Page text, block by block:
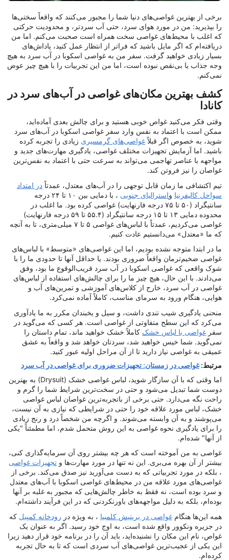
برخی از بهترین غواصی‌های دنیا شما را مجبور می‌کنند که واقعاً سختی‌ها
را بپذیرید: من در مورد هوای سرد، حتی آب سردتر، و محدودیت حرکتی
که اغلب با محیط‌های غواصی سخت همراه است صحبت می‌کنم. اما من
دریافته‌ام که اگر مایل باشید که فراتر از انتظار عمل کنید، پاداش‌های
بسیار زیادی خواهید گرفت. سفر من به غواصی اسکوبا در آب سرد به هیچ
وجه جذاب یا بی‌نقص نبوده است، اما من این تجربیات را با هیچ چیز عوض
نمی‌کنم.
کشف بهترین مکان‌های غواصی در آب‌های سرد در
کانادا
وقتی فکر می‌کنید غواص خوبی هستید و برای چالش بعدی آماده‌اید،
ممکن است با اعتماد به نفس وارد سفر غواصی اسکوبا در آب‌های سرد
شوید، به خصوص اگر قبلاًغواصی‌های گرمسیری زیادی را تجربه کرده
باشید. اما آزمایش تجهیزات مختلف غواصی، یادگیری مهارت‌های جدید و
مواجهه با عناصر تهاجمی می‌تواند به سرعت حتی با اعتماد به نفس‌ترین
غواصان را نیز فروتن کند.
تیم اکتشافی ما زمان قابل توجهی را در آب‌های معتدل، عمدتاًدر امتداد
سواحل کالیفرنیا واسترالیای جنوبی
، با دمایی بین ۱۰ تا ۲۴ درجه
سانتیگراد (۵۰ تا ۷۵ درجه فارنهایت) غواصی کرده بود. ما اغلب در
محدوده دمایی ۱۳ تا ۱۵ درجه سانتیگراد (۵۵.۴ تا ۵۹ درجه فارنهایت)
غواصی می‌کردیم، عمدتاً با لباس‌های غواصی ۵ تا ۷ میلی‌متری، تا به آنچه
که ما «معتدل» می‌دانستیم عادت کنیم.
ما در ابتدا متوجه نشده بودیم، اما این غواصی‌های «متوسط» با لباس‌های
غواصی ضخیم‌ترمان واقعاً ضروری بودند. یا حداقل آنها تا حدودی ما را با
شوک واقعی که غواصی اسکوبا در آب سرد قریب‌الوقوع ما بود، وفق
می‌دادند. با این حال، هیچ چیز ما را برای چالش‌های استفاده از لباس‌های
غواصی در آب سرد، خارج از کلاس‌های آموزشی و تمرین‌های آب و
هوایی، هنگام ورود به سرمای مناسب، کاملاً آماده نمی‌کرد.
منحنی یادگیری شیب تندی داشت، و سیل و یخبندان مکرر به ما یادآوری
می‌کرد که این سطح متفاوتی از غواصی است. هر کسی که می‌گوید در
سفر غواصی با لباس خشک کاملاً خشک خواهید ماند، تمام داستان را
نمی‌گوید. شما خیس خواهید شد، سردتان خواهد شد و واقعاً به عشق
عمیقی به غواصی نیاز دارید تا از آن مراحل اولیه عبور کنید.
مرتبط:غواصی در زمستان: تجهیزات ضروری برای غواصی در آب سرد
اما وقتی که با آن سازگار شوید، لباس غواصی خشک (Drysuit) به بهترین
دوست شما تبدیل می‌شود و حتی در سخت‌ترین شرایط شما را گرم و
راحت نگه می‌دارد. حتی برخی از باتجربه‌ترین غواصان لباس غواصی
خشک، لباس مورد علاقه خود را حتی در شرایطی که نیازی به آن نیست،
می‌پوشند و به آن وابسته می‌شوند. و اگرچه من شخصاً درد و رنج زیادی
را برای یادگیری نحوه غواصی به این روش متحمل شدم، اما مطمئناً "یکی
از آنها" شده‌ام.
غواصی به من آموخته است که هر چه بیشتر روی آن سرمایه‌گذاری کنی،
بیشتر از آن بهره می‌بری. این نه تنها در مورد مهارت‌ها و تجهیزات غواصی
، بلکه در مورد تجربیاتی که به دست می‌آورید نیز صدق می‌کند. برخی از
غواصی‌های مورد علاقه من در محیط‌های غواصی اسکوبا با آب‌های معتدل
و سرد بوده است، نه فقط به خاطر چالش‌هایی که مجبور به غلبه بر آنها
بوده‌ام، بلکه به دلیل مواجهه‌های باورنکردنی که در این فرآیند داشته‌ام.
همه این‌ها هنگام غواصی در بریتیش کلمبیا ، به ویژه در رودخانه کمپبل که
در جزیره ونکوور واقع شده است، به اوج خود رسید. اگر به عنوان یک
غواص، نام این مکان را نشنیده‌اید، باید آن را در برنامه خود قرار دهید زیرا
این یکی از عجیب‌ترین غواصی‌های آب سردی است که تا به حال تجربه
کرده‌ام.